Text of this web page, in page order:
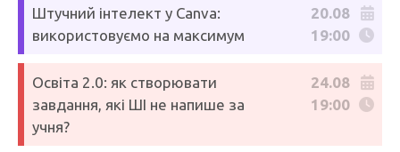
Штучний інтелект у Canva:
використовуємо на максимум
20.08
19:00
Освіта 2.0: як створювати
завдання, які ШІ не напише за
учня?
24.08
19:00